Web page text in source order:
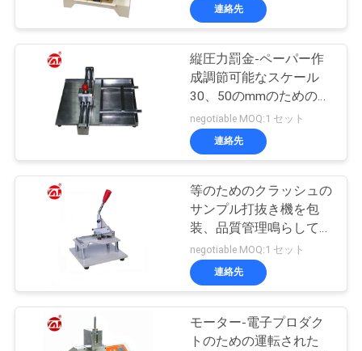
求
い
地
ヘルメットの試験
機
51
織物の試験機
連絡先
縦圧力罰金-ペーパー作
成調節可能なスケール
30、50のmmのための打
抜き機
negotiable MOQ:1 セット
連絡先
等のためのクラッシュの
サンプル打抜き機を包
装、品質管理鳴らして下
さい。
negotiable MOQ:1 セット
連絡先
モーター-電子プロダク
トのための運転された